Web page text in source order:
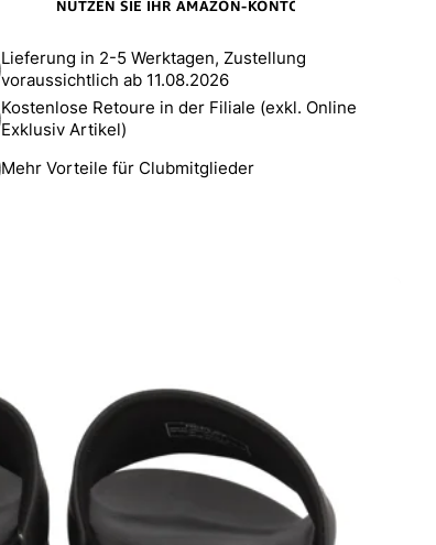
Lieferung in 2-5 Werktagen, Zustellung
voraussichtlich ab 11.08.2026
Kostenlose Retoure in der Filiale (exkl. Online
Exklusiv Artikel)
Mehr Vorteile für Clubmitglieder